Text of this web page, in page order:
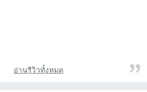
อ่านรีวิวทั้งหมด